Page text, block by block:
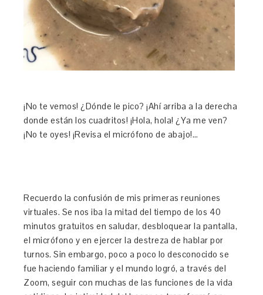
¡No te vemos! ¿Dónde le pico? ¡Ahí arriba a la derecha
donde están los cuadritos! ¡Hola, hola! ¿Ya me ven?
¡No te oyes! ¡Revisa el micrófono de abajo!…
Recuerdo la confusión de mis primeras reuniones
virtuales. Se nos iba la mitad del tiempo de los 40
minutos gratuitos en saludar, desbloquear la pantalla,
el micrófono y en ejercer la destreza de hablar por
turnos. Sin embargo, poco a poco lo desconocido se
fue haciendo familiar y el mundo logró, a través del
Zoom, seguir con muchas de las funciones de la vida